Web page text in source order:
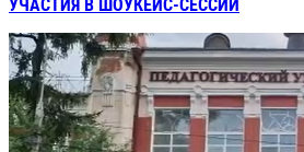
УЧАСТИЯ В ШОУКЕЙС-СЕССИИ